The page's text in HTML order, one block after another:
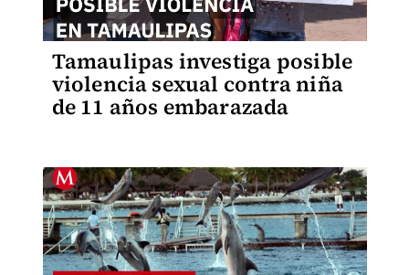
Tamaulipas investiga posible
violencia sexual contra niña
de 11 años embarazada